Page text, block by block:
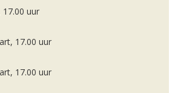
uur
17.00 uur
17.00 uur